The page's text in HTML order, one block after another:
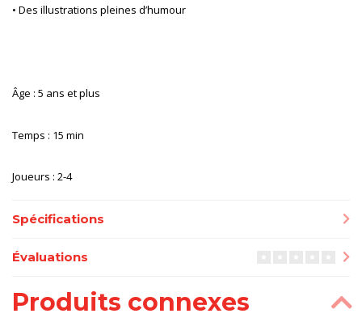
• Des illustrations pleines d’humour
Âge : 5 ans et plus
Temps : 15 min
Joueurs : 2-4
Spécifications
Évaluations
Produits connexes